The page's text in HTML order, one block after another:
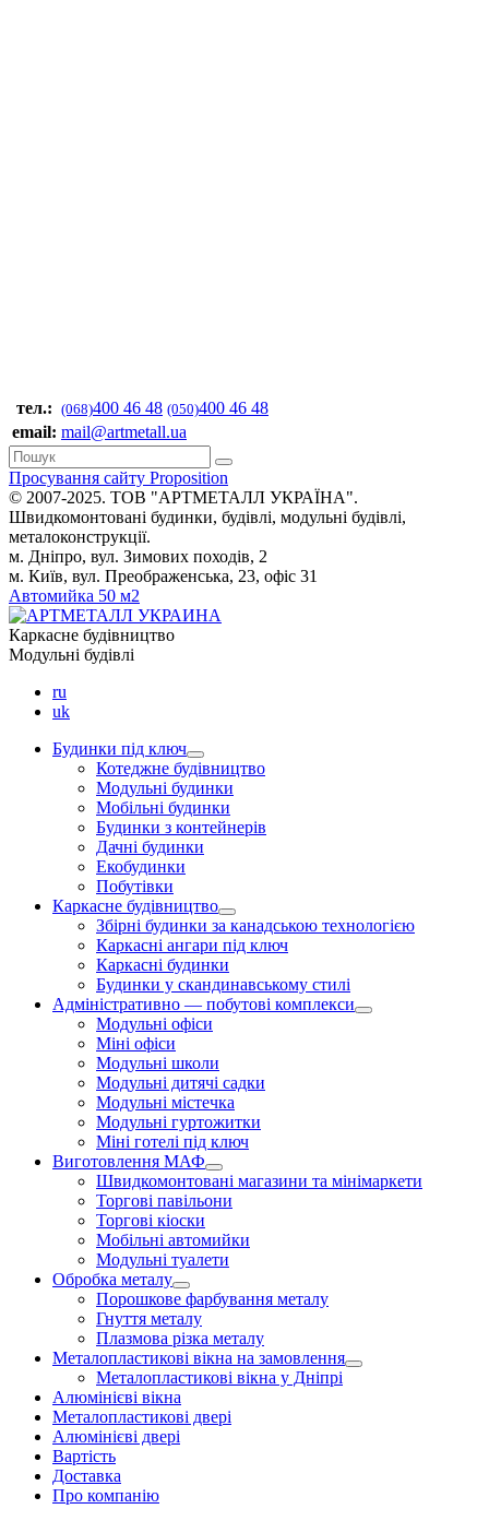
тел.: (068)400 46 48 (050)400 46 48
email: mail@artmetall.ua
Просування сайту Proposition
© 2007-2025. ТОВ "AРТМЕТАЛЛ УКРАЇНА".
Швидкомонтовані будинки, будівлі, модульні будівлі,
металоконструкції.
м. Дніпро, вул. Зимових походів, 2
м. Київ, вул. Преображенська, 23, офіс 31
Автомийка 50 м2
Каркасне будівництво
Модульні будівлі
ru
uk
Будинки під ключ
Котеджне будівництво
Модульні будинки
Мобільні будинки
Будинки з контейнерів
Дачні будинки
Екобудинки
Побутівки
Каркасне будівництво
Збірні будинки за канадською технологією
Каркасні ангари під ключ
Каркасні будинки
Будинки у скандинавському стилі
Адміністративно — побутові комплекси
Модульні офіси
Міні офіси
Модульні школи
Модульні дитячі садки
Модульні містечка
Модульні гуртожитки
Міні готелі під ключ
Виготовлення МАФ
Швидкомонтовані магазини та мінімаркети
Торгові павільони
Торгові кіоски
Мобільні автомийки
Модульні туалети
Обробка металу
Порошкове фарбування металу
Гнуття металу
Плазмова різка металу
Металопластикові вікна на замовлення
Металопластикові вікна у Дніпрі
Алюмінієві вікна
Металопластикові двері
Алюмінієві двері
Вартість
Доставка
Про компанію